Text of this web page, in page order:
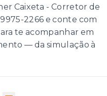
Caixeta - Corretor de
2266 e conte com
te acompanhar em
— da simulação à